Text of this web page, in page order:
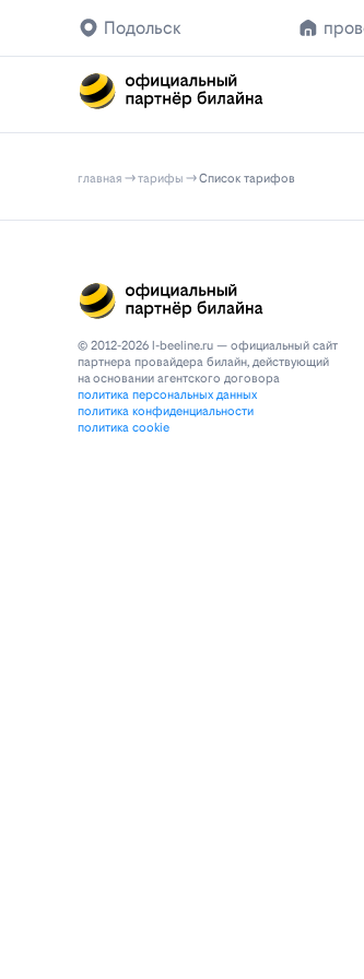
Подольск
главная тарифы Список тарифов
© 2012-2026 l-beeline.ru — официальный сайт
партнера провайдера билайн, действующий
на основании агентского договора
политика персональных данных
политика конфиденциальности
политика cookie